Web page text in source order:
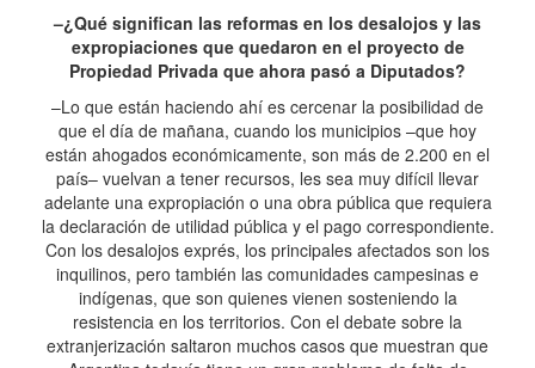
–¿Qué significan las reformas en los desalojos y las
expropiaciones que quedaron en el proyecto de
Propiedad Privada que ahora pasó a Diputados?
–Lo que están haciendo ahí es cercenar la posibilidad de
que el día de mañana, cuando los municipios –que hoy
están ahogados económicamente, son más de 2.200 en el
país– vuelvan a tener recursos, les sea muy difícil llevar
adelante una expropiación o una obra pública que requiera
la declaración de utilidad pública y el pago correspondiente.
Con los desalojos exprés, los principales afectados son los
inquilinos, pero también las comunidades campesinas e
indígenas, que son quienes vienen sosteniendo la
resistencia en los territorios. Con el debate sobre la
extranjerización saltaron muchos casos que muestran que